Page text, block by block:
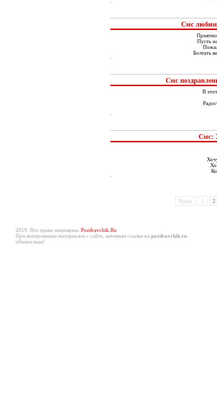
Смс
Пусть
Болтать
Смс
В
Смс:
Назад 1 2
2019. Все права защищены. Pozdravchik.Ru
При копировании материалов с сайта, активная ссылка на pozdravchik.ru
обязательна!